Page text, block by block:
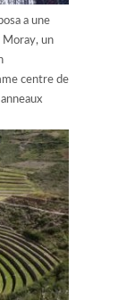
a une
Moray, un
centre de